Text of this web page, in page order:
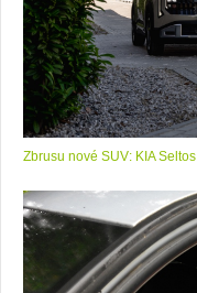
Zbrusu nové SUV: KIA Seltos